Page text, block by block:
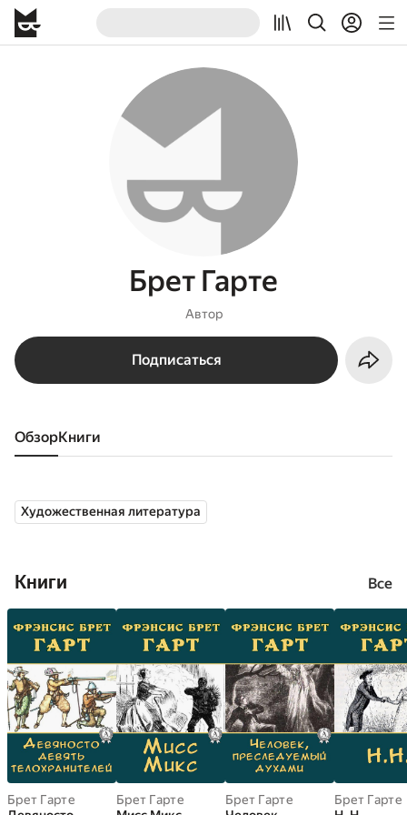
Брет Гарте
Автор
Подписаться
Обзор книги
Художественная литература
Книги Все
Брет Гарте
Брет Гарте
Брет Гарте
Брет Гарте